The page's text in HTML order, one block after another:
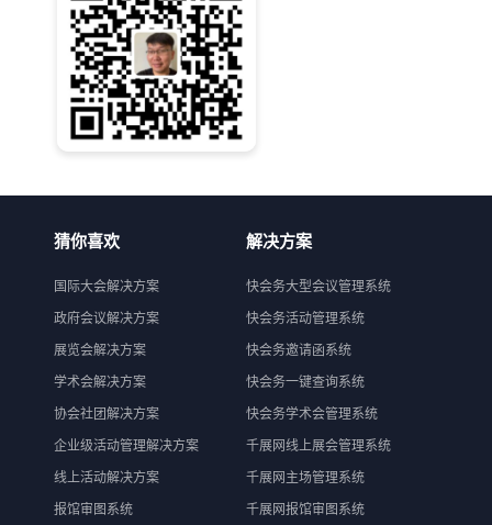
猜你喜欢
国际大会解决方案
政府会议解决方案
展览会解决方案
学术会解决方案
协会社团解决方案
企业级活动管理解决方案
线上活动解决方案
报馆审图系统
解决方案
快会务大型会议管理系统
快会务活动管理系统
快会务邀请函系统
快会务一键查询系统
快会务学术会管理系统
千展网线上展会管理系统
千展网主场管理系统
千展网报馆审图系统